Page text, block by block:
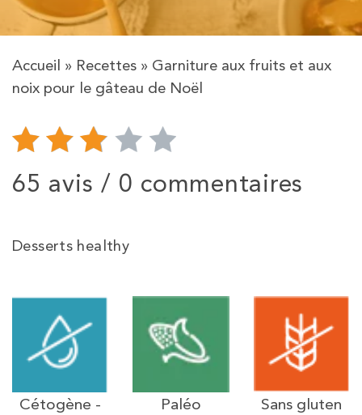
Accueil » Recettes » Garniture aux fruits et aux
noix pour le gâteau de Noël
65 avis / 0 commentaires
Desserts healthy
Cétogène -
Paléo Sans gluten